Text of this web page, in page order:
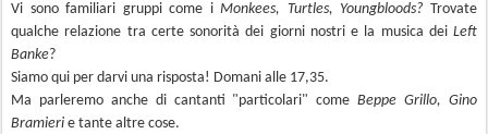
Vi sono familiari gruppi come iMonkees, Turtles, Youngbloods?Trovate
qualche relazione tra certe sonorità dei giorni nostri e la musica dei Left
Banke?
Siamo qui per darvi una risposta! Domani alle 17,35.
Ma parleremo anche di cantanti "particolari" comeBeppe Grillo,‎ Gino
Bramieri e tante altre cose.